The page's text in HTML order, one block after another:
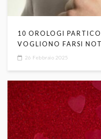
10 OROLOGI
VOGLIONO FARSI
26 Febbraio 2025